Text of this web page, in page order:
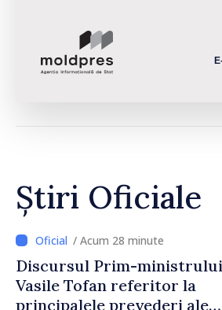
Știri Oficiale
/ Acum 28 minute
Discursul Prim-ministrului
Vasile Tofan referitor la
principalele prevederi ale